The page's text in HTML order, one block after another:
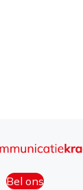
Bel ons